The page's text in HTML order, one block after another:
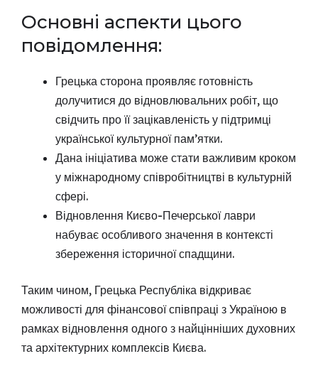
Основні аспекти цього
повідомлення:
Грецька сторона проявляє готовність
долучитися до відновлювальних робіт, що
свідчить про її зацікавленість у підтримці
української культурної пам’ятки.
Дана ініціатива може стати важливим кроком
у міжнародному співробітництві в культурній
сфері.
Відновлення Києво-Печерської лаври
набуває особливого значення в контексті
збереження історичної спадщини.
Таким чином, Грецька Республіка відкриває
можливості для фінансової співпраці з Україною в
рамках відновлення одного з найцінніших духовних
та архітектурних комплексів Києва.